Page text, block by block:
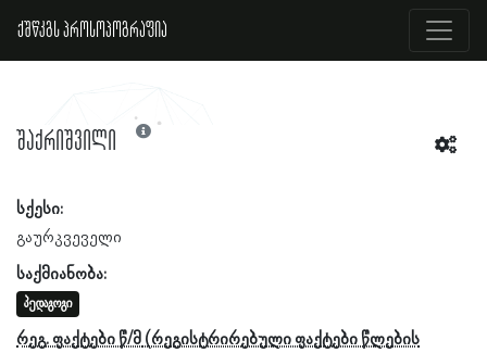
ქშწკგს პროსოპოგრაფია
შაქრიშვილი
სქესი:
გაურკვეველი
საქმიანობა:
პედაგოგი
რეგ. ფაქტები წ/მ